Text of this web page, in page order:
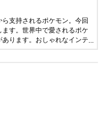
支持されるポケモン。今回
す。世界中で愛されるポケ
ります。おしゃれなインテ